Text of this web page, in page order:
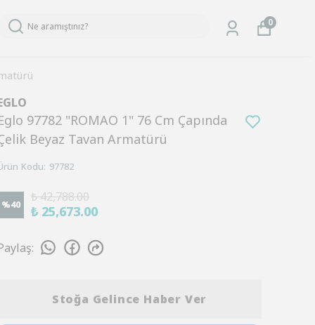
0
97782 "ROMAO 1" 76 Cm Çapında
Beyaz Tavan Armatürü
Kodu: 97782
%40
₺ 42,788.00
₺ 25,673.00
:
Stoğa Gelince Haber Ver